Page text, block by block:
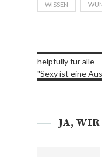
WISSEN
helpfully für alle
"Sexy ist eine
JA, WIR